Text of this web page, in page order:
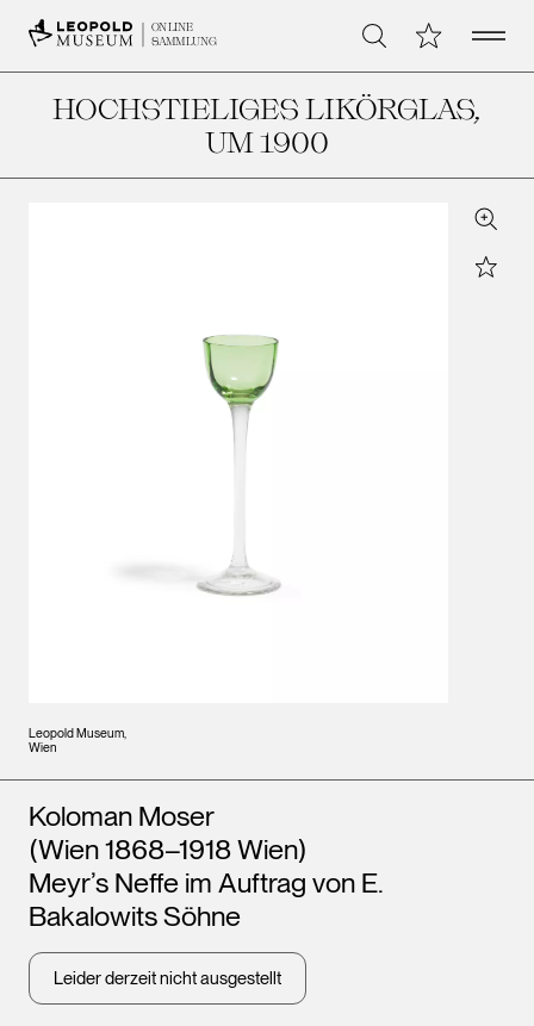
ONLINE
SAMMLUNG
Suche Meine Open
HOCHSTIELIGES LIKÖRGLAS,
UM 1900
Leopold Museum,
Wien
Zoom
Star
Künstler*innen
Koloman Moser
(Wien 1868–1918 Wien)
Meyr’s Neffe im Auftrag von E.
Bakalowits Söhne
Leider derzeit nicht ausgestellt